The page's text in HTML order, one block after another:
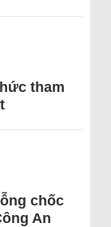
tham
chốc
An